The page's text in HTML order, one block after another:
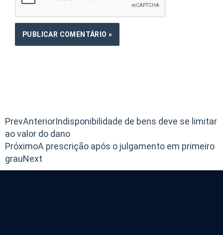
PrevAnteriorIndisponibilidade de bens deve se limitar
ao valor do dano
PróximoA prescrição após o julgamento em primeiro
grauNext